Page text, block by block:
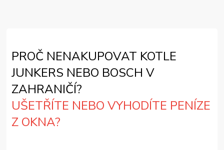
PROČ NENAKUPOVAT KOTLE
JUNKERS NEBO BOSCH V
ZAHRANIČÍ?
UŠETŘÍTE NEBO VYHODÍTE PENÍZE
Z OKNA?